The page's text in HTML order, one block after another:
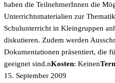
haben die TeilnehmerInnen die
Unterrichtsmaterialien zur
Schulunterricht in Kleingruppen
diskutieren. Zudem werden
Dokumentationen präsentiert, die
geeignet sind.nKosten: Keinen
15. September 2009